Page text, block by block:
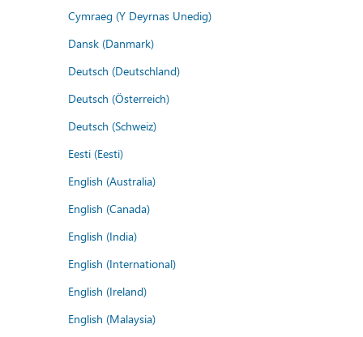
Cymraeg (Y Deyrnas Unedig)
Dansk (Danmark)
Deutsch (Deutschland)
Deutsch (Österreich)
Deutsch (Schweiz)
Eesti (Eesti)
English (Australia)
English (Canada)
English (India)
English (International)
English (Ireland)
English (Malaysia)